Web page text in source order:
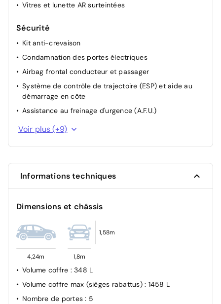
Vitres et lunette AR surteintées
Sécurité
Kit anti-crevaison
Condamnation des portes électriques
Airbag frontal conducteur et passager
Système de contrôle de trajectoire (ESP) et aide au
démarrage en côte
Assistance au freinage d'urgence (A.F.U.)
Aide au parking AV/AR et latéral
Alerte franchissement de ligne et assistant maintien
Système de fixation ISOFIX
Freinage automatique d'urgence en ville pour deux
roues et piétons
ABS (Anti-blocage des roues)
Camera de recul
Voir plus (+9)
Informations techniques
Dimensions et châssis
4,24m 1,8m
1,58m
Volume coffre : 348 L
Volume coffre max (sièges rabattus) : 1458 L
Nombre de portes: 5